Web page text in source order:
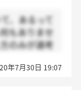
、あるって
もありませ
のみが選考
年7月30日 19:07